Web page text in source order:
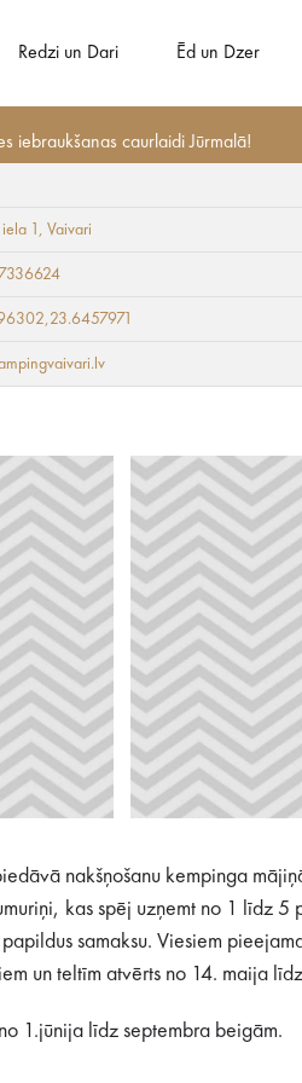
Redzi un Dari Ēd un Dzer
iebraukšanas caurlaidi Jūrmalā!
1 , Vaivari
piedāvā nakšņošanu kempinga
kas spēj uzņemt no 1 līdz
samaksu. Viesiem
un teltīm atvērts no 14. maija
1.jūnija līdz septembra beigām.